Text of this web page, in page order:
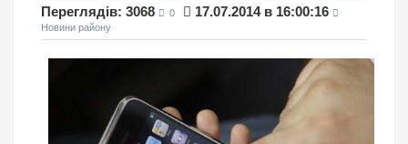
Переглядів: 3068 0 17.07.2014 в 16:00:16
Новини району